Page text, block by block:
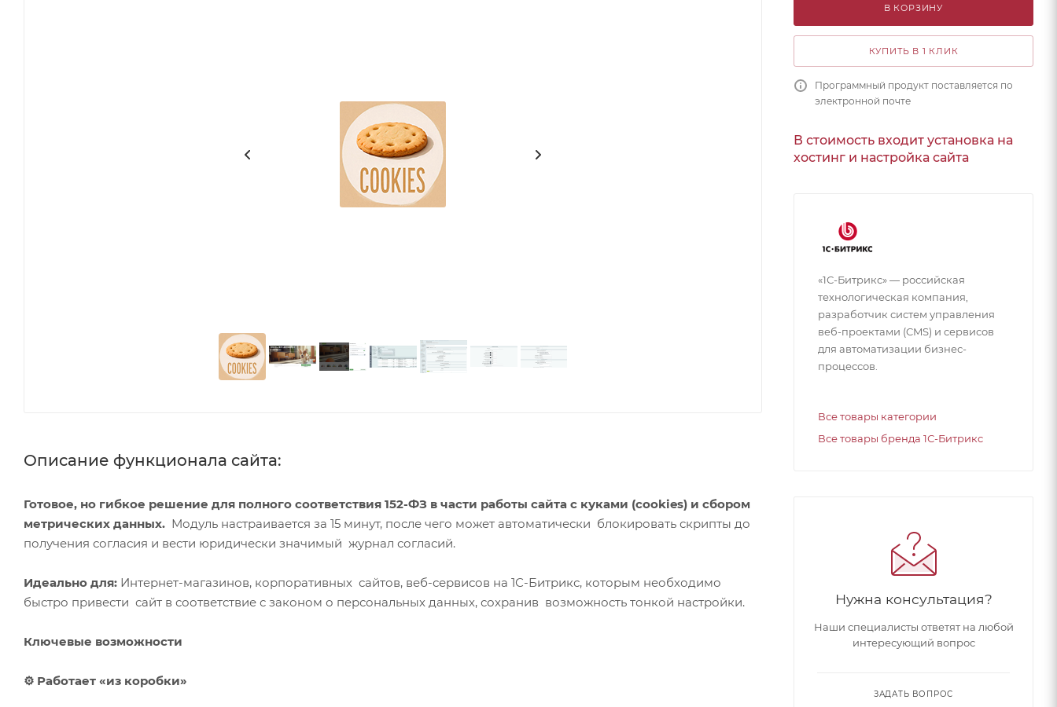
Описание функционала сайта:
Готовое, но гибкое решение для полного соответствия 152-ФЗ в части работы сайта с куками (cookies) и сбором
метрических данных. Модуль настраивается за 15 минут, после чего может автоматически блокировать скрипты до
получения согласия и вести юридически значимый журнал согласий.
Идеально для: Интернет-магазинов, корпоративных сайтов, веб-сервисов на 1С-Битрикс, которым необходимо
быстро привести сайт в соответствие с законом о персональных данных, сохранив возможность тонкой настройки.
Ключевые возможности
⚙️ Работает «из коробки»
В КОРЗИНУ
КУПИТЬ В 1 КЛИК
Программный продукт поставляется по
электронной почте
В стоимость входит установка на
хостинг и настройка сайта
«1С-Битрикс» — российская
технологическая компания,
разработчик систем управления
веб-проектами (CMS) и сервисов
для автоматизации бизнес-
процессов.
Все товары категории
Все товары бренда 1С-Битрикс
Нужна консультация?
Наши специалисты ответят на любой
интересующий вопрос
ЗАДАТЬ ВОПРОС